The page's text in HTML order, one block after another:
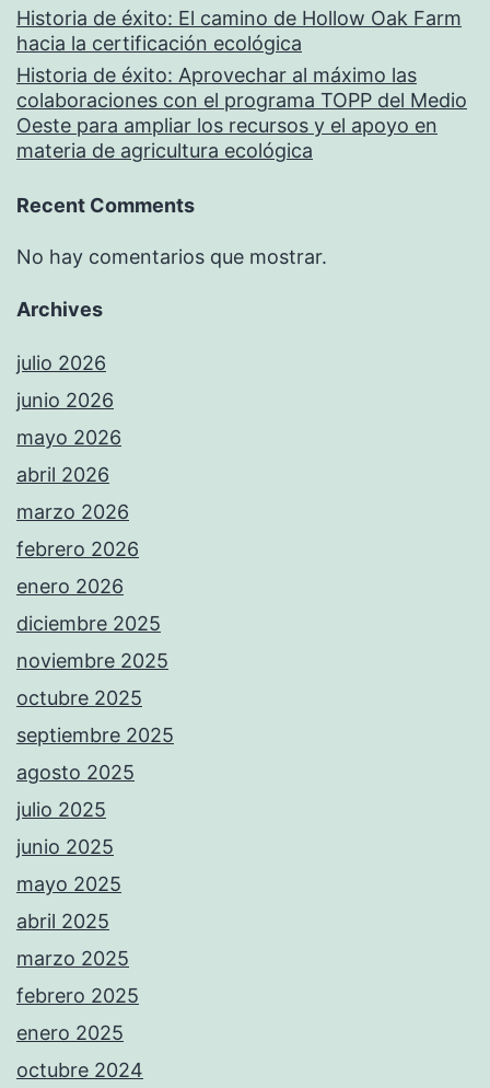
Historia de éxito: El camino de Hollow Oak Farm
hacia la certificación ecológica
Historia de éxito: Aprovechar al máximo las
colaboraciones con el programa TOPP del Medio
Oeste para ampliar los recursos y el apoyo en
materia de agricultura ecológica
Recent Comments
No hay comentarios que mostrar.
Archives
julio 2026
junio 2026
mayo 2026
abril 2026
marzo 2026
febrero 2026
enero 2026
diciembre 2025
noviembre 2025
octubre 2025
septiembre 2025
agosto 2025
julio 2025
junio 2025
mayo 2025
abril 2025
marzo 2025
febrero 2025
enero 2025
octubre 2024